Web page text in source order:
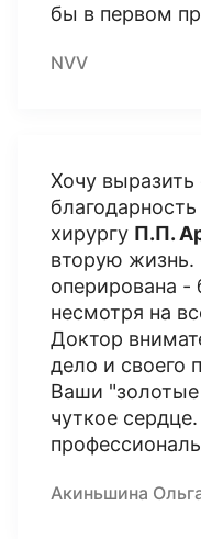
бы в первом
NVV
Хочу
хирургу П.П.
вторую жизнь.
оперирована -
несмотря на
Доктор
дело и своего
Ваши "золотые
чуткое
Акиньшина